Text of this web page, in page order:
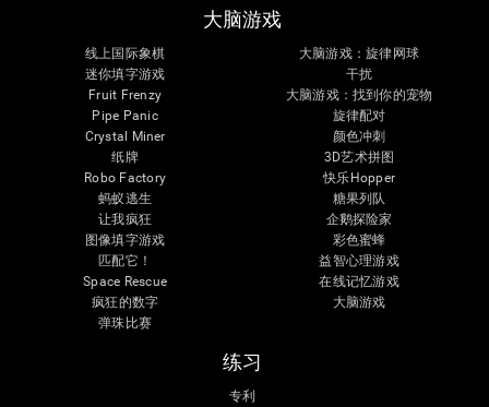
大脑游戏
线上国际象棋
迷你填字游戏
Fruit Frenzy
Pipe Panic
Crystal Miner
纸牌
Robo Factory
蚂蚁逃生
让我疯狂
图像填字游戏
匹配它！
Space Rescue
疯狂的数字
弹珠比赛
大脑游戏：旋律网球
干扰
大脑游戏：找到你的宠物
旋律配对
颜色冲刺
3D艺术拼图
快乐Hopper
糖果列队
企鹅探险家
彩色蜜蜂
益智心理游戏
在线记忆游戏
大脑游戏
练习
专利